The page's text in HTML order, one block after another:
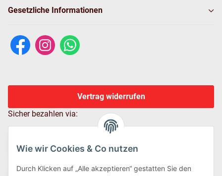
Wie wir Cookies & Co nutzen
Durch Klicken auf „Alle akzeptieren“ gestatten Sie den
Gesetzliche Informationen
Vertrag widerrufen
Sicher bezahlen via: